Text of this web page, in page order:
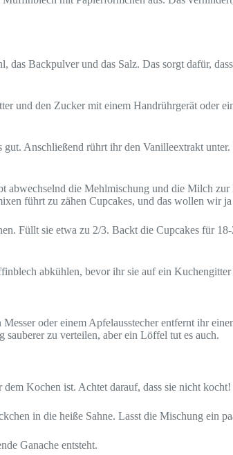
das Backpulver und das Salz. Das sorgt dafür,
und den Zucker mit einem Handrührgerät oder
Anschließend rührt ihr den Vanilleextrakt
abwechselnd die Mehlmischung und die Milch
führt zu zähen Cupcakes, und das wollen wir
Füllt sie etwa zu 2/3. Backt die Cupcakes für
abkühlen, bevor ihr sie auf ein
oder einem Apfelausstecher entfernt ihr
zu verteilen, aber ein Löffel tut es auch.
Kochen ist. Achtet darauf, dass sie nicht kocht!
in die heiße Sahne. Lasst die Mischung ein
Ganache entsteht.